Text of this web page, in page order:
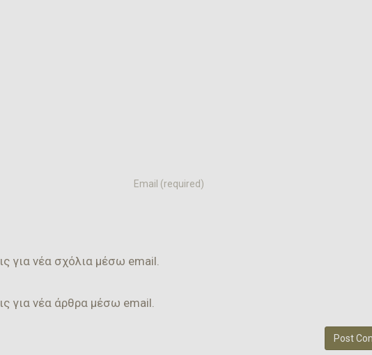
Email
για νέα σχόλια μέσω email.
για νέα άρθρα μέσω email.